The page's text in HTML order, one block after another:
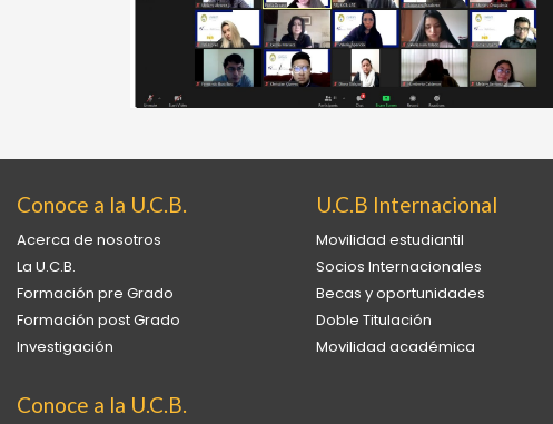
Conoce a la U.C.B.
Acerca de nosotros
La U.C.B.
Formación pre Grado
Formación post Grado
Investigación
Conoce a la U.C.B.
U.C.B Internacional
Movilidad estudiantil
Socios Internacionales
Becas y oportunidades
Doble Titulación
Movilidad académica